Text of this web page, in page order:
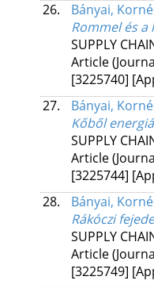
26.
Bányai,
Rommel és a
SUPPLY
Article
[3225740]
27.
Bányai,
Kőből
SUPPLY
Article
[3225744]
28.
Bányai,
Rákóczi
SUPPLY
Article
[3225749]